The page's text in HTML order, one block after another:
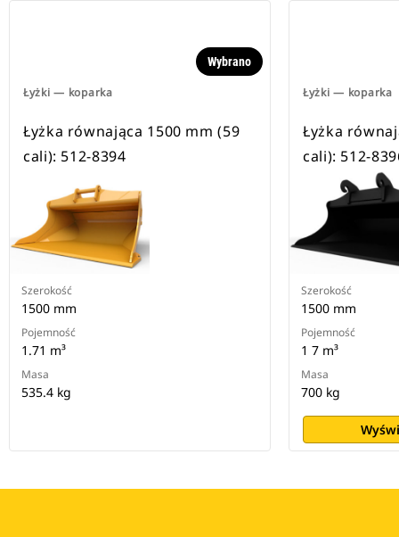
Łyżki — koparka
Wybrano
Łyżka równająca 1500 mm (59
cali): 512-8394
Szerokość
1500 mm
Pojemność
1.71 m³
Masa
535.4 kg
Łyżki — koparka
Łyżka
cali): 512-
Szerokość
1500 mm
Pojemność
1 7 m³
Masa
700 kg